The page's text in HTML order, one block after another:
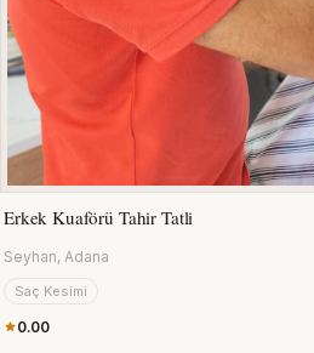
Erkek Kuaförü Tahir Tatli
Seyhan, Adana
Saç Kesimi
0.00